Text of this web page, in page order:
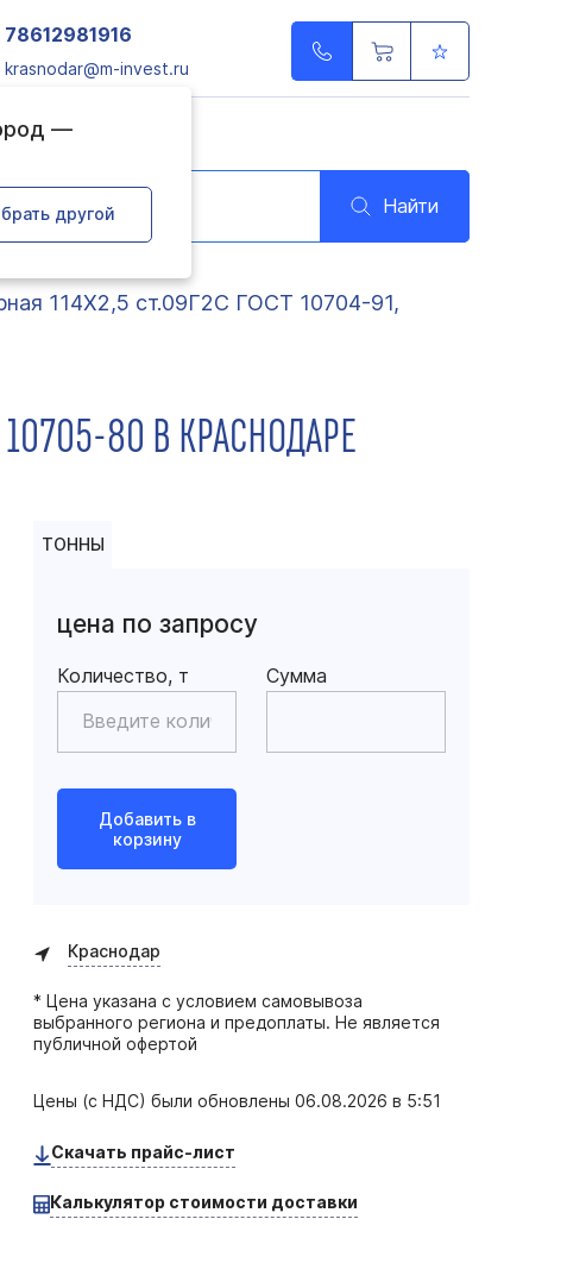
—
другой
78612981916
krasnodar@m-invest.ru
Найти
114Х2,5 ст.09Г2С ГОСТ 10704-91,
10705-80 В КРАСНОДАРЕ
ТОННЫ
цена по запросу
Количество, т Сумма
Добавить в
корзину
Краснодар
* Цена указана с условием самовывоза
выбранного региона и предоплаты. Не является
публичной офертой
Цены (с НДС) были обновлены06.08.2026 в 5:51
Скачать прайс-лист
Калькулятор стоимости доставки